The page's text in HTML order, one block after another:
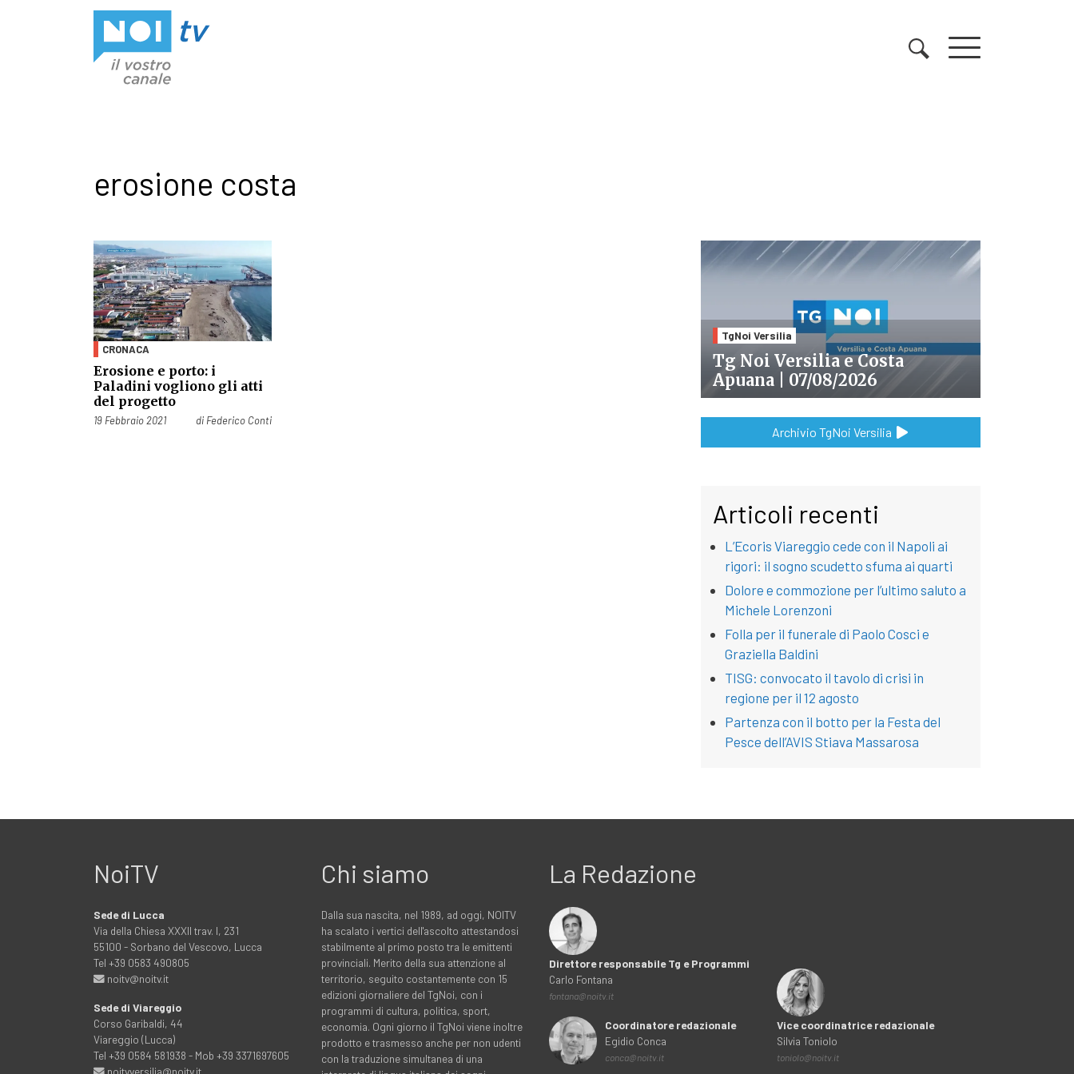
erosione costa
CRONACA
Erosione e porto: i
Paladini vogliono gli atti
del progetto
Pubblicato il
19 Febbraio 2021 di Federico Conti
TgNoi Versilia
Tg Noi Versilia e Costa
Apuana | 07/08/2026
Archivio TgNoi Versilia
Articoli recenti
L’Ecoris Viareggio cede con il Napoli ai
rigori: il sogno scudetto sfuma ai quarti
Dolore e commozione per l’ultimo saluto a
Michele Lorenzoni
Folla per il funerale di Paolo Cosci e
Graziella Baldini
TISG: convocato il tavolo di crisi in
regione per il 12 agosto
Partenza con il botto per la Festa del
Pesce dell’AVIS Stiava Massarosa
NoiTV
Sede di Lucca
Via della Chiesa XXXII trav. I, 231
55100 - Sorbano del Vescovo, Lucca
Tel +39 0583 490805
noitv@noitv.it
Sede di Viareggio
Corso Garibaldi, 44
Viareggio (Lucca)
Tel +39 0584 581938 - Mob +39 3371697605
noitvversilia@noitv.it
Chi siamo
Dalla sua nascita, nel 1989, ad oggi, NOITV
ha scalato i vertici dell'ascolto attestandosi
stabilmente al primo posto tra le emittenti
provinciali. Merito della sua attenzione al
territorio, seguito costantemente con 15
edizioni giornaliere del TgNoi, con i
programmi di cultura, politica, sport,
economia. Ogni giorno il TgNoi viene inoltre
prodotto e trasmesso anche per non udenti
con la traduzione simultanea di una
La Redazione
Direttore responsabile Tg e Programmi
Carlo Fontana
fontana@noitv.it
Coordinatore redazionale
Egidio Conca
conca@noitv.it
Vice coordinatrice redazionale
Silvia Toniolo
toniolo@noitv.it